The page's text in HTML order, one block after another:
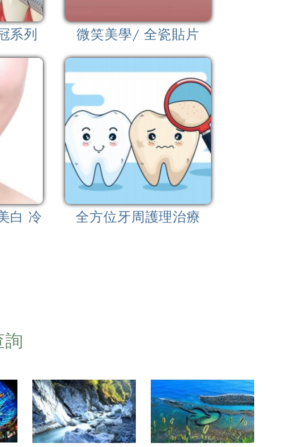
系列 微笑美學/ 全瓷貼片
白 冷
全方位牙周護理治療